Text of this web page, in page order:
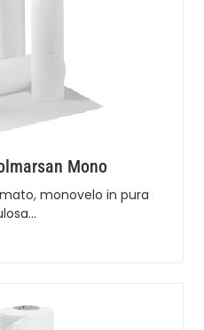
Mono
monovelo in pura